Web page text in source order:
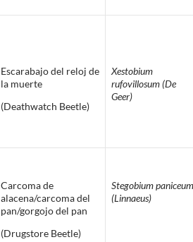
Escarabajo del reloj de
la muerte
(Deathwatch Beetle)
Xestobium
rufovillosum (De
Geer)
Carcoma de
alacena/carcoma del
pan/gorgojo del pan
(Drugstore Beetle)
Stegobium paniceum
(Linnaeus)